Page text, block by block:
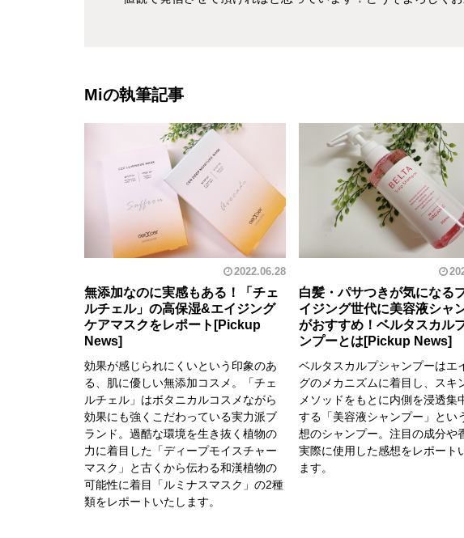
Miの執筆記事
2022.06.28
無添加なのに実感もある！「チェ
ルチェル」の高保湿&エイジング
ケアマスクをレポート
効果が感じられにくいという印象のあ
る、肌に優しい無添加コスメ。「チェ
ルチェル」はボタニカルコスメながら
効果にも強くこだわっている実力派ブ
ランド。過酷な環境を生き抜く植物の
力に着目した「ディープモイスチャー
マスク」と古くから伝わる和漢植物の
可能性に着目「ルミナスマスク」の2種
類をレポートいたします。
白髪・パサつきが気になる
イジング世代に美容液シャ
がおすすめ！ベルタスカル
ンプーとは
ベルタスカルプシャンプーはエ
グのメカニズムに着目し、スキ
メソッドをもとに内側を浸透集
する「美容液シャンプー」とい
想のシャンプー。注目の成分や
実際に使用した感想をレポート
ます。